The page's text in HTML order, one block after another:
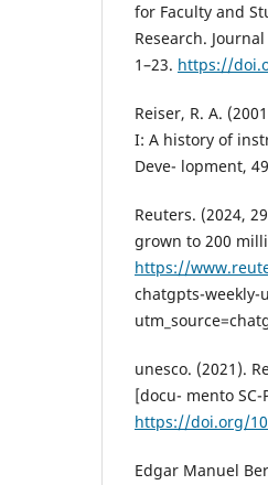
for Faculty and
Research.
1–23. https://
Reiser, R. A.
I: A history of
Deve- lopment,
Reuters. (2024,
grown to 200
https://
chatgpts-weekly-
unesco. (2021).
[docu- mento SC-
https://doi.org/
Edgar Manuel